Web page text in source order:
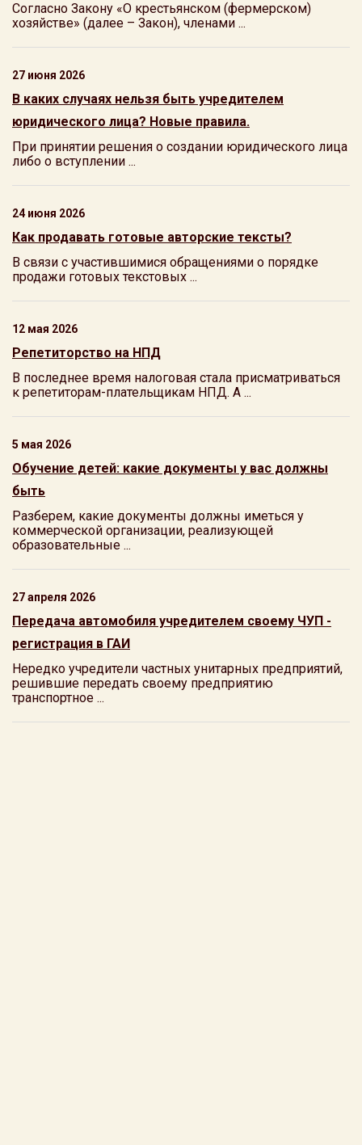
Согласно Закону «О крестьянском (фермерском)
хозяйстве» (далее – Закон), членами ...
27 июня 2026
В каких случаях нельзя быть учредителем
юридического лица? Новые правила.
При принятии решения о создании юридического лица
либо о вступлении ...
24 июня 2026
Как продавать готовые авторские тексты?
В связи с участившимися обращениями о порядке
продажи готовых текстовых ...
12 мая 2026
Репетиторство на НПД
В последнее время налоговая стала присматриваться
к репетиторам-плательщикам НПД. А ...
5 мая 2026
Обучение детей: какие документы у вас должны
быть
Разберем, какие документы должны иметься у
коммерческой организации, реализующей
образовательные ...
27 апреля 2026
Передача автомобиля учредителем своему ЧУП -
регистрация в ГАИ
Нередко учредители частных унитарных предприятий,
решившие передать своему предприятию
транспортное ...